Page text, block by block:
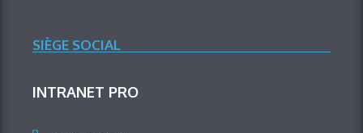
SIÈGE SOCIAL
INTRANET PRO